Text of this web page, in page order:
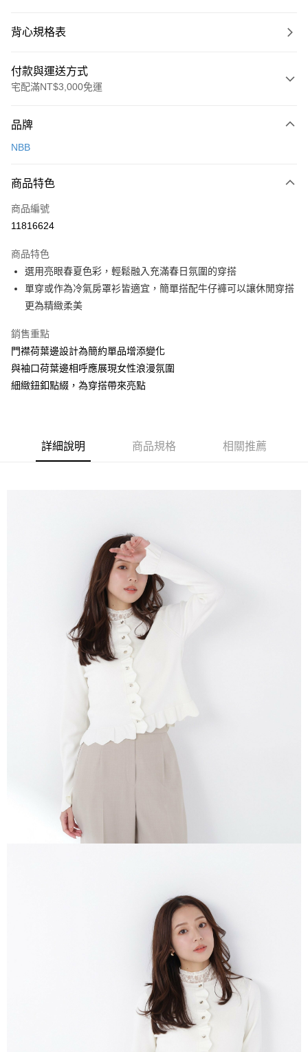
背心規格表
付款與運送方式
宅配滿NT$3,000免運
信用卡一次付款
黑貓宅急便
每筆NT$140，滿NT$3,000(含以上)免運費
品牌
NBB
商品特色
商品編號
11816624
商品特色
選用亮眼春夏色彩，輕鬆融入充滿春日氛圍的穿搭
單穿或作為冷氣房罩衫皆適宜，簡單搭配牛仔褲可以讓休閒穿搭
更為精緻柔美
銷售重點
門襟荷葉邊設計為簡約單品增添變化
與袖口荷葉邊相呼應展現女性浪漫氛圍
細緻鈕釦點綴，為穿搭帶來亮點
詳細說明 商品規格 相關推薦